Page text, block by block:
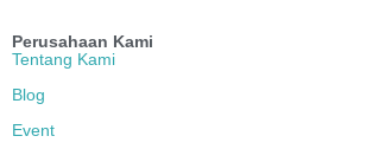
Perusahaan Kami
Tentang Kami
Blog
Event